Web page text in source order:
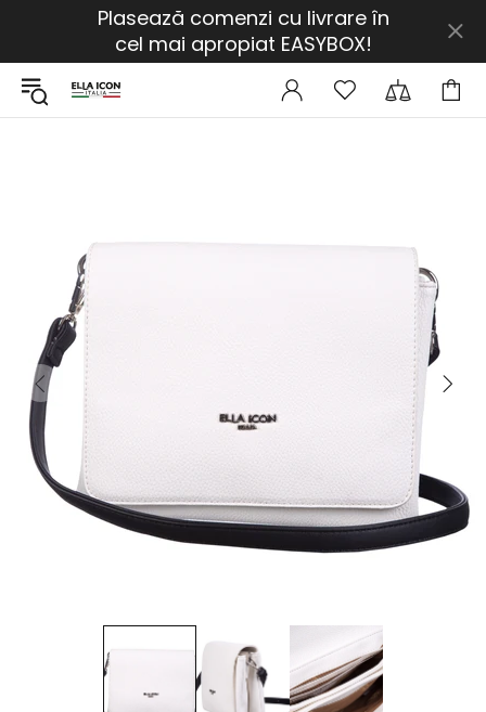
Plasează comenzi cu livrare în
cel mai apropiat EASYBOX!